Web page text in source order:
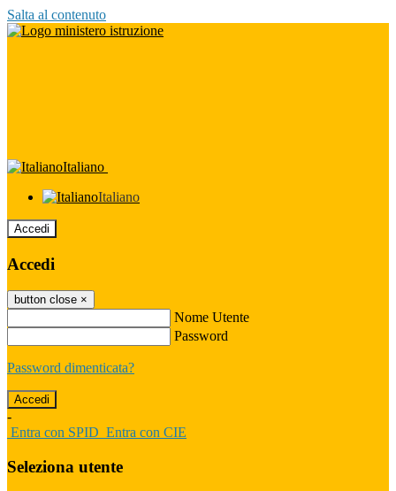
Salta al contenuto
Italiano
Italiano
Accedi
Accedi
button close ×
Nome Utente
Password
Password dimenticata?
-
Entra con SPID Entra con CIE
Seleziona utente